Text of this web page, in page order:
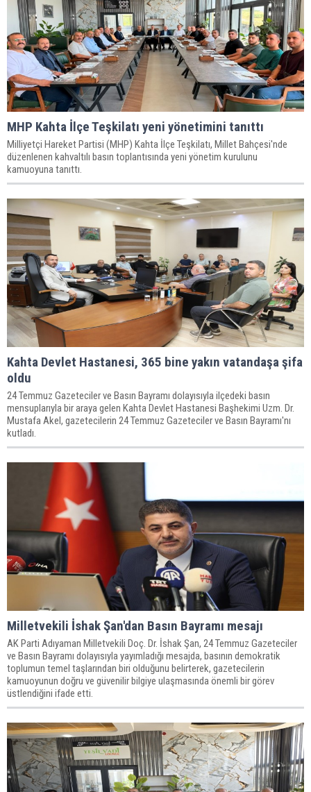
MHP Kahta İlçe Teşkilatı yeni yönetimini tanıttı
Milliyetçi Hareket Partisi (MHP) Kahta İlçe Teşkilatı, Millet Bahçesi'nde
düzenlenen kahvaltılı basın toplantısında yeni yönetim kurulunu
kamuoyuna tanıttı.
Kahta Devlet Hastanesi, 365 bine yakın vatandaşa şifa
oldu
24 Temmuz Gazeteciler ve Basın Bayramı dolayısıyla ilçedeki basın
mensuplarıyla bir araya gelen Kahta Devlet Hastanesi Başhekimi Uzm. Dr.
Mustafa Akel, gazetecilerin 24 Temmuz Gazeteciler ve Basın Bayramı'nı
kutladı.
Milletvekili İshak Şan'dan Basın Bayramı mesajı
AK Parti Adıyaman Milletvekili Doç. Dr. İshak Şan, 24 Temmuz Gazeteciler
ve Basın Bayramı dolayısıyla yayımladığı mesajda, basının demokratik
toplumun temel taşlarından biri olduğunu belirterek, gazetecilerin
kamuoyunun doğru ve güvenilir bilgiye ulaşmasında önemli bir görev
üstlendiğini ifade etti.